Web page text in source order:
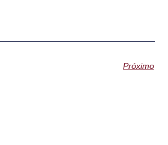
Próximo